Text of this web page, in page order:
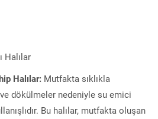
Halılar: Mutfakta sıklıkla
ve dökülmeler nedeniyle su emici
Bu halılar, mutfakta oluşan